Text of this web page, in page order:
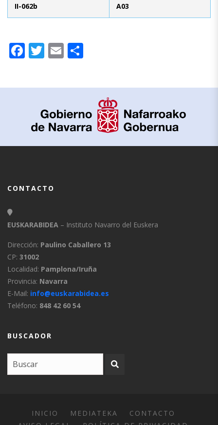
II-062b A03
Facebook
Twitter
Email
CONTACTO
EUSKARABIDEA – Instituto Navarro del Euskera
Dirección: Paulino Caballero 13
CP: 31002
Localidad: Pamplona/Iruña
Provincia: Navarra
E-Mail: info@euskarabidea.es
Teléfono: 848 42 60 54
BUSCADOR
INICIO MEDIATEKA
CONTACTO